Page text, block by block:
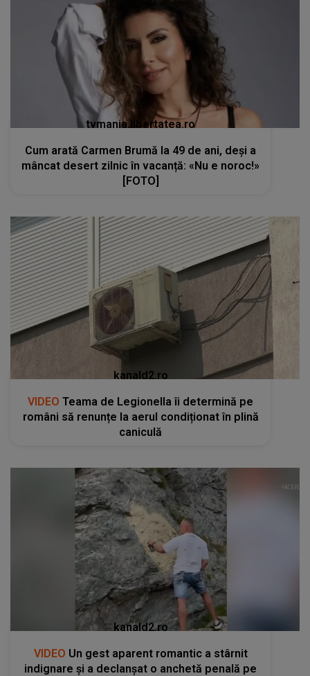
tvmania.libertatea.ro
Cum arată Carmen Brumă la 49 de ani, deși a
mâncat desert zilnic în vacanță: «Nu e noroc!»
[FOTO]
kanald2.ro
VIDEO Teama de Legionella îi determină pe
români să renunțe la aerul condiționat în plină
caniculă
kanald2.ro
VIDEO Un gest aparent romantic a stârnit
indignare și a declanșat o anchetă penală pe